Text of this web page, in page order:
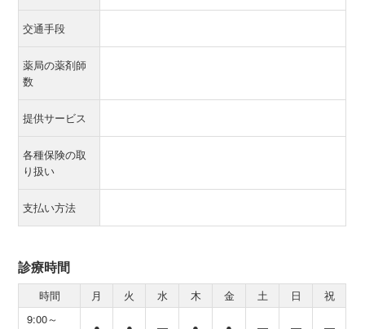
交通手段
薬局の薬剤師
数
提供サービス
各種保険の取
り扱い
支払い方法
診療時間
時間 月 火 水 木 金 土 日
祝
9:00～